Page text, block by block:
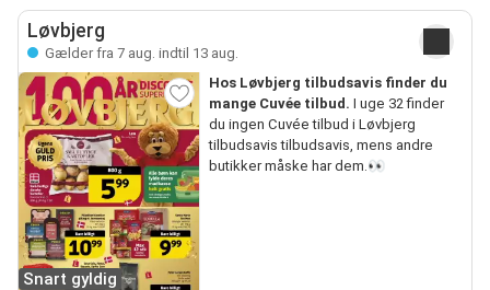
Løvbjerg
Gælder fra 7 aug. indtil 13 aug.
Snart gyldig
Hos Løvbjerg tilbudsavis finder du
mange Cuvée tilbud. I uge 32 finder
du ingen Cuvée tilbud i Løvbjerg
tilbudsavis tilbudsavis, mens andre
butikker måske har dem.👀